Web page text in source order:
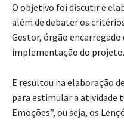
O objetivo foi discutir e
além de debater os
Gestor, órgão
implementação do projeto.
E resultou na elaboração
para estimular a atividade
Emoções”, ou seja, os